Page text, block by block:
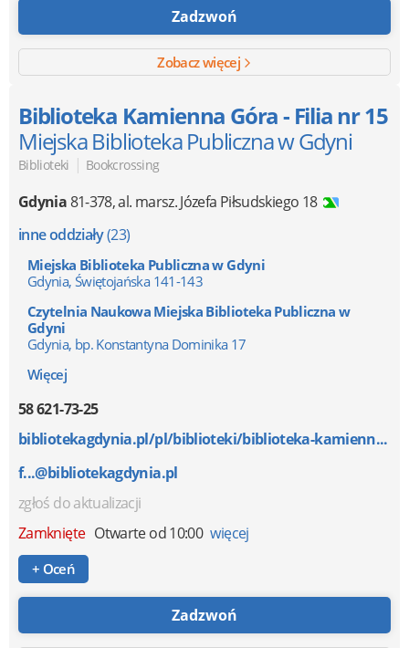
Zadzwoń
Zobacz więcej
Biblioteka Kamienna Góra - Filia nr 15
Miejska Biblioteka Publiczna w Gdyni
Biblioteki | Bookcrossing
Gdynia81-378,al. marsz. Józefa Piłsudskiego 18
inne oddziały(23)
Miejska Biblioteka Publiczna w Gdyni
Gdynia, Świętojańska 141-143
Czytelnia Naukowa Miejska Biblioteka Publiczna w
Gdyni
Gdynia, bp. Konstantyna Dominika 17
Więcej
58 621-73-25
bibliotekagdynia.pl/pl/biblioteki/biblioteka-kamienn...
f...@bibliotekagdynia.pl
zgłoś do aktualizacji
Zamknięte Otwarte od 10:00 więcej
+ Oceń
Zadzwoń